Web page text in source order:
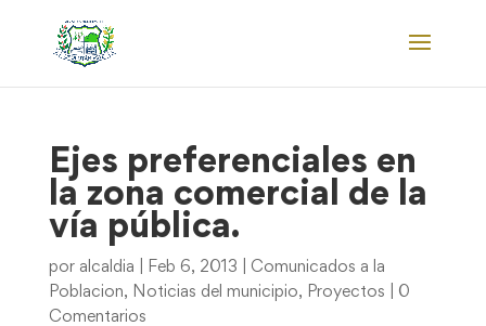
Ejes preferenciales en
la zona comercial de la
vía pública.
por alcaldia Feb 6, 2013
Comunicados a la
Poblacion, Noticias del municipio, Proyectos
0
Comentarios